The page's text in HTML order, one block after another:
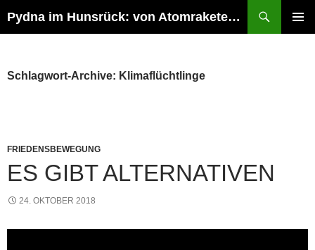
Pydna im Hunsrück: von Atomraketen zur NATURE ONE
Schlagwort-Archive: Klimaflüchtlinge
FRIEDENSBEWEGUNG
ES GIBT ALTERNATIVEN
24. OKTOBER 2018